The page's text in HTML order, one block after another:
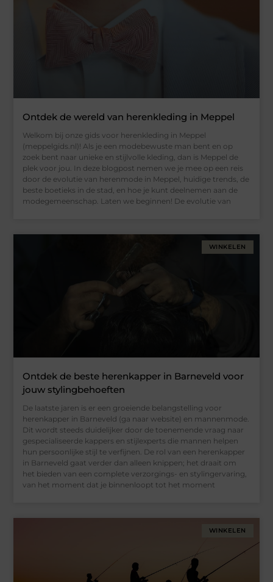
Ontdek de wereld van herenkleding in Meppel
Welkom bij onze gids voor herenkleding in Meppel
(meppelgids.nl)! Als je een modebewuste man bent en op
zoek bent naar unieke en stijlvolle kleding, dan is Meppel de
plek voor jou. In deze blogpost nemen we je mee op een reis
door de evolutie van herenmode in Meppel, huidige trends, de
beste boetieks in de stad, en hoe je kunt deelnemen aan de
modegemeenschap. Laten we beginnen! De evolutie van
WINKELEN
Ontdek de beste herenkapper in Barneveld voor
jouw stylingbehoeften
De laatste jaren is er een groeiende belangstelling voor
herenkapper in Barneveld (ga naar website) en mannenmode.
Dit wordt steeds duidelijker door de toenemende vraag naar
gespecialiseerde kappers en stijlexperts die mannen helpen
hun persoonlijke stijl te verfijnen. De rol van een herenkapper
in Barneveld gaat verder dan alleen knippen; het draait om
het bieden van een complete verzorgings- en stylingervaring,
van het moment dat je binnenloopt tot het moment
WINKELEN